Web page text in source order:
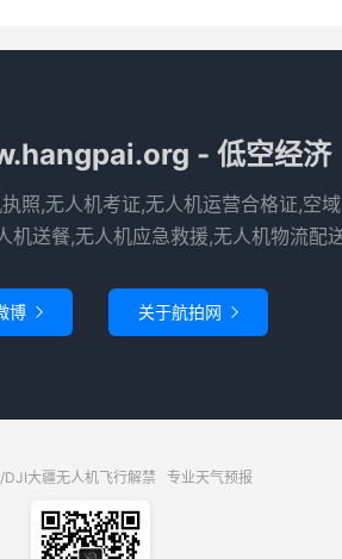
- 低空经济
照,无人机考证,无人机运营合格证,空
机送餐,无人机应急救援,无人机物流配
博  关于航拍网 
DJI大疆无人机飞行解禁 专业天气预报